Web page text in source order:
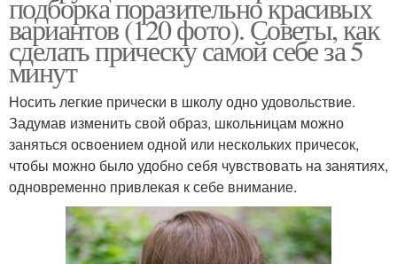
подборка поразительно красивых
вариантов (120 фото). Советы, как
сделать прическу самой себе за 5
минут
Носить легкие прически в школу одно удовольствие.
Задумав изменить свой образ, школьницам можно
заняться освоением одной или нескольких причесок,
чтобы можно было удобно себя чувствовать на занятиях,
одновременно привлекая к себе внимание.